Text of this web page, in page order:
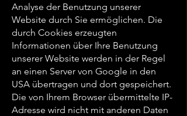
Analyse der Benutzung unserer
Website durch Sie ermöglichen. Die
durch Cookies erzeugten
Informationen über Ihre Benutzung
unserer Website werden in der Regel
an einen Server von Google in den
USA übertragen und dort gespeichert.
Die von Ihrem Browser übermittelte IP-
Adresse wird nicht mit anderen Daten